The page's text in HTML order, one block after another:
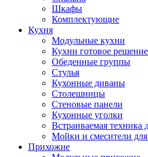
Шкафы
Комплектующие
Кухня
Модульные кухни
Кухни готовое решение
Обеденные группы
Стулья
Кухонные диваны
Столешницы
Стеновые панели
Кухонные уголки
Встраиваемая техника
Мойки и смесители
Прихожие